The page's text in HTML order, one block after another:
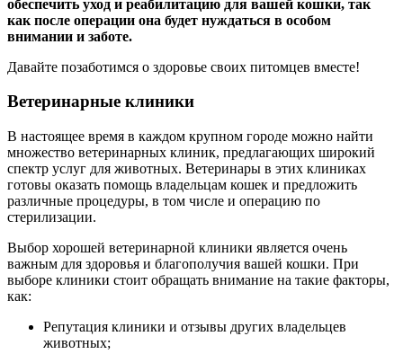
обеспечить уход и реабилитацию для вашей кошки, так
как после операции она будет нуждаться в особом
внимании и заботе.
Давайте позаботимся о здоровье своих питомцев вместе!
Ветеринарные клиники
В настоящее время в каждом крупном городе можно найти
множество ветеринарных клиник, предлагающих широкий
спектр услуг для животных. Ветеринары в этих клиниках
готовы оказать помощь владельцам кошек и предложить
различные процедуры, в том числе и операцию по
стерилизации.
Выбор хорошей ветеринарной клиники является очень
важным для здоровья и благополучия вашей кошки. При
выборе клиники стоит обращать внимание на такие факторы,
как:
Репутация клиники и отзывы других владельцев
животных;